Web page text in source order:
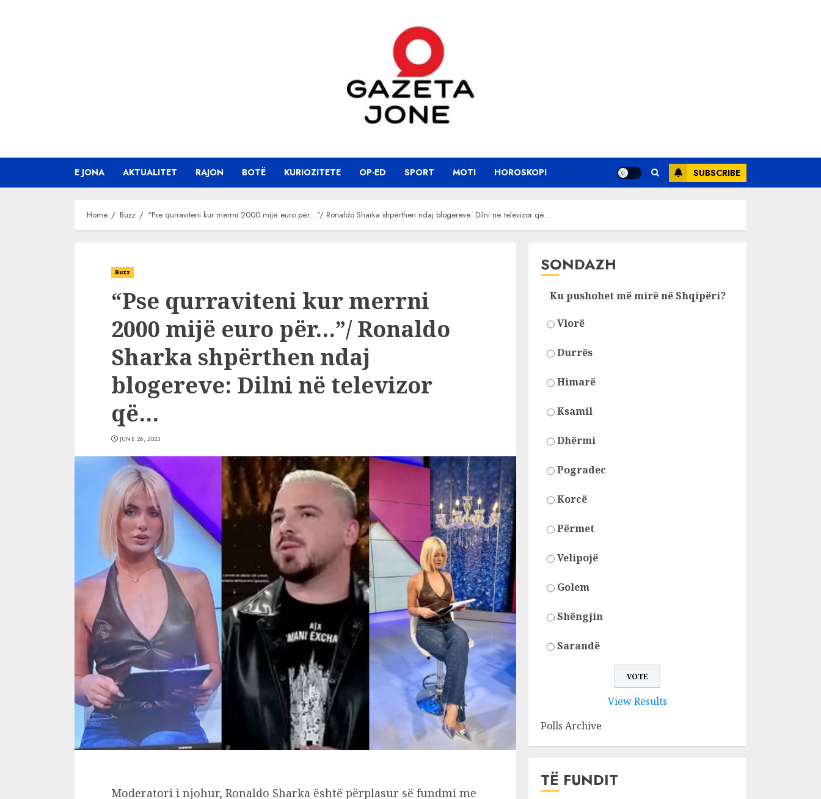
E JONA AKTUALITET RAJON BOTË KURIOZITETE OP-ED SPORT MOTI HOROSKOPI SUBSCRIBE
Home Buzz “Pse qurraviteni kur merrni 2000 mijë euro për…”/ Ronaldo Sharka shpërthen ndaj blogereve: Dilni në televizor që…
Buzz
“Pse qurraviteni kur merrni
2000 mijë euro për…”/ Ronaldo
Sharka shpërthen ndaj
blogereve: Dilni në televizor
që…
JUNE 26, 2023
Moderatori i njohur, Ronaldo Sharka është përplasur së fundmi me
SONDAZH
Ku pushohet më mirë në Shqipëri?
Vlorë
Durrës
Himarë
Ksamil
Dhërmi
Pogradec
Korcë
Përmet
Velipojë
Golem
Shëngjin
Sarandë
View Results
Polls Archive
TË FUNDIT